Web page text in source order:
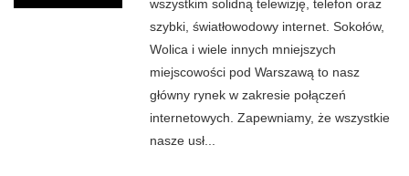
wszystkim solidną telewizję, telefon oraz
szybki, światłowodowy internet. Sokołów,
Wolica i wiele innych mniejszych
miejscowości pod Warszawą to nasz
główny rynek w zakresie połączeń
internetowych. Zapewniamy, że wszystkie
nasze usł...